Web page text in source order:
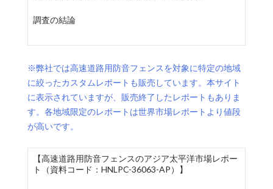
調査の結論
※弊社では高速道路用防音フェンスを対象に特定の地域
に絞ったカスタムレポートも販売しています。本サイト
に表示されていますが、販売終了したレポートもありま
す。各地域限定のレポートは世界市場レポートより値段
が高いです。
【高速道路用防音フェンスのアジア太平洋市場レポー
ト（資料コード：HNLPC-36063-AP）】